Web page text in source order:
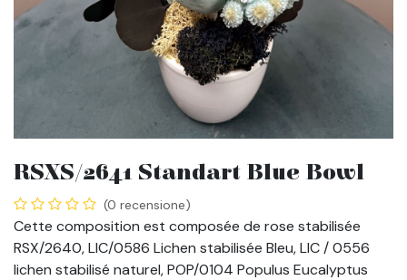
RSXS/2641 Standart Blue Bowl
(0 recensione)
Cette composition est composée de rose stabilisée
RSX/2640, LIC/0586 Lichen stabilisée Bleu, LIC / 0556
lichen stabilisé naturel, POP/0104 Populus Eucalyptus